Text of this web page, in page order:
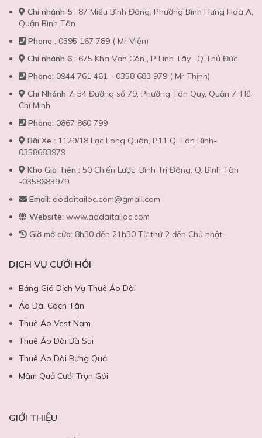
Chi nhánh 5 : 87 Miếu Bình Đông, Phường Bình Hưng Hoà A,
Quận Bình Tân
Phone : 0395 167 789 ( Mr Viện)
Chi nhánh 6 : 675 Kha Vạn Cân , P Linh Tây , Q Thủ Đức
Phone: 0944 761 461 - 0358 683 979 ( Mr Thịnh)
Chi Nhánh 7: 54 Đường số 79, Phường Tân Quy, Quận 7, Hồ
Chí Minh
Phone: 0867 860 799
Bãi Xe : 1129/18 Lạc Long Quân, P11 Q. Tân Bình-
0358683979
Kho Gia Tiên : 50 Chiến Lược, Bình Trị Đông, Q. Bình Tân
-0358683979
Email: aodaitailoc.com@gmail.com
Website: www.aodaitailoc.com
Giờ mở cửa: 8h30 đến 21h30 Từ thứ 2 đến Chủ nhật
DỊCH VỤ CƯỚI HỎI
Bảng Giá Dịch Vụ Thuê Áo Dài
Áo Dài Cách Tân
Thuê Áo Vest Nam
Thuê Áo Dài Bà Sui
Thuê Áo Dài Bưng Quả
Mâm Quả Cưới Trọn Gói
GIỚI THIỆU